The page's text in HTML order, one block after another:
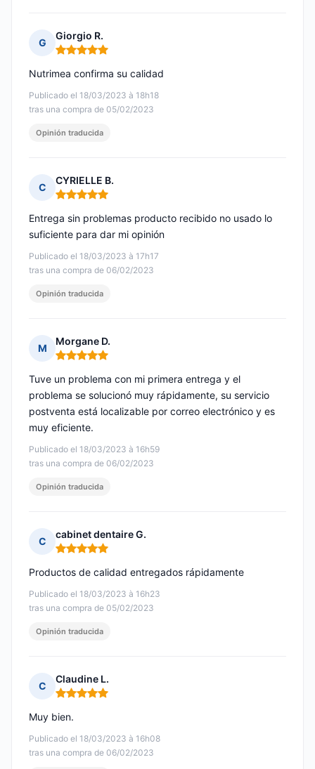
G
Giorgio R.
Nota: 5 de 5
Publicado el 18/03/2023 à 18h18
tras una compra de 05/02/2023
Nutrimea confirma su calidad
Opinión traducida
C
CYRIELLE B.
Nota: 5 de 5
Publicado el 18/03/2023 à 17h17
tras una compra de 06/02/2023
Entrega sin problemas producto recibido no usado lo
suficiente para dar mi opinión
Opinión traducida
M
Morgane D.
Nota: 5 de 5
Publicado el 18/03/2023 à 16h59
tras una compra de 06/02/2023
Tuve un problema con mi primera entrega y el
problema se solucionó muy rápidamente, su servicio
postventa está localizable por correo electrónico y es
muy eficiente.
Opinión traducida
C
cabinet dentaire G.
Nota: 5 de 5
Publicado el 18/03/2023 à 16h23
tras una compra de 05/02/2023
Productos de calidad entregados rápidamente
Opinión traducida
C
Claudine L.
Nota: 5 de 5
Publicado el 18/03/2023 à 16h08
tras una compra de 06/02/2023
Muy bien.